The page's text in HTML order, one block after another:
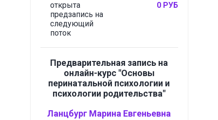
открыта
предзапись на
следующий
поток
0 РУБ
Предварительная запись на
онлайн-курс "Основы
перинатальной психологии и
психологии родительства"
Ланцбург Марина Евгеньевна